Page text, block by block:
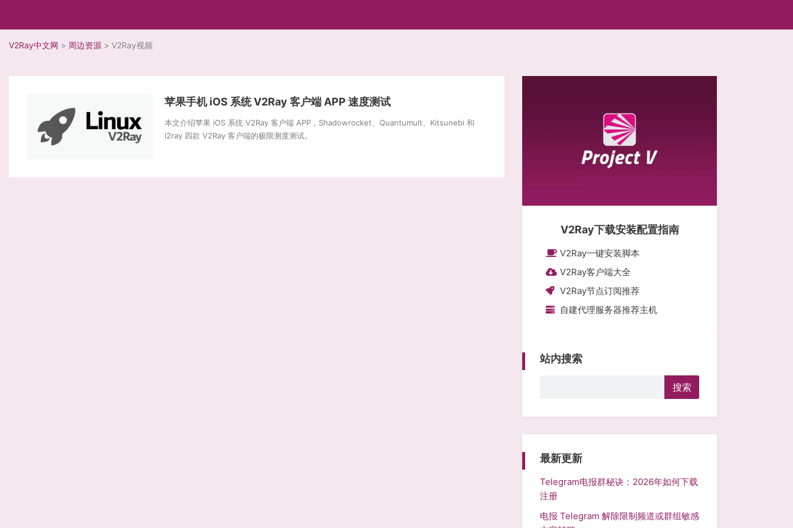
V2Ray中文网 > 周边资源 > V2Ray视频
苹果手机 iOS 系统 V2Ray 客户端 APP 速度测试
本文介绍苹果 iOS 系统 V2Ray 客户端 APP，Shadowrocket、Quantumult、Kitsunebi 和
i2ray 四款 V2Ray 客户端的极限测度测试。
V2Ray下载安装配置指南
V2Ray一键安装脚本
V2Ray客户端大全
V2Ray节点订阅推荐
自建代理服务器推荐主机
站内搜索
搜索
最新更新
Telegram电报群秘诀：2026年如何下载
注册
电报 Telegram 解除限制频道或群组敏感